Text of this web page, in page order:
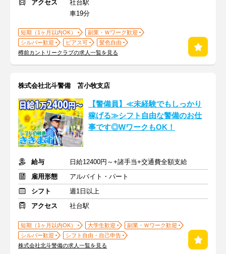
アクセス
社台駅
車19分
短期（1ヶ月以内OK）
副業・Ｗワーク歓迎
シルバー歓迎
ピアス可
髪色自由
樽前カントリークラブの求人一覧を見る
株式会社北斗警備 苫小牧支店
【警備員】≪未経験でもしっかり
稼げる≫シフト自由な警備のお仕
事です◎WワークもOK！
給与
日給12400円～+諸手当+交通費全額支給
雇用形態
アルバイト・パート
シフト
週1日以上
アクセス
社台駅
短期（1ヶ月以内OK） 大学生歓迎
副業・Ｗワーク歓迎
シルバー歓迎
シフト自由・自己申告
株式会社北斗警備の求人一覧を見る